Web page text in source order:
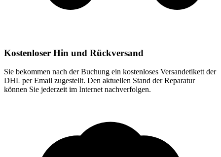
Kostenloser Hin und Rückversand
Sie bekommen nach der Buchung ein kostenloses Versandetikett der
DHL per Email zugestellt. Den aktuellen Stand der Reparatur
können Sie jederzeit im Internet nachverfolgen.